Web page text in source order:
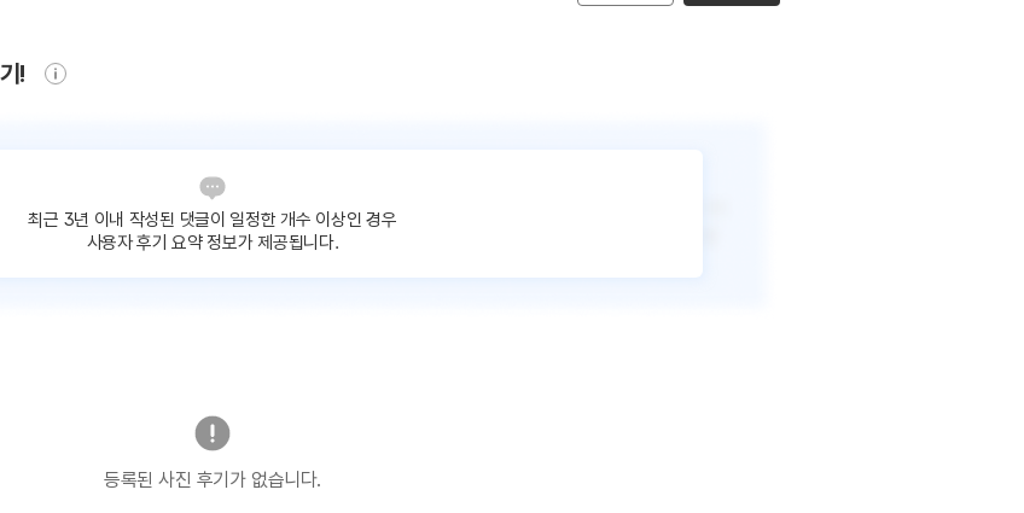
!
최근 3년 이내 작성된 댓글이 일정한 개수 이상인 경우
사용자 후기 요약 정보가 제공됩니다.
등록된 사진 후기가 없습니다.